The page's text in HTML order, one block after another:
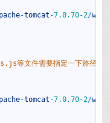
-tomcat -7.0.70-2/
等文件需要指定一下路径
-tomcat -7.0.70-2/